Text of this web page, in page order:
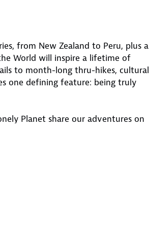
from New Zealand to Peru, plus a
World will inspire a lifetime of
to month-long thru-hikes, cultural
one defining feature: being truly
Planet share our adventures on
and charming illustrated
for three similar hikes in